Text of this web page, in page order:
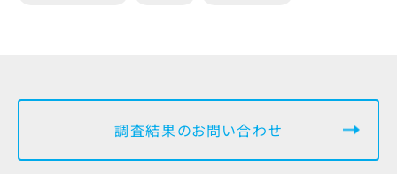
調査結果のお問い合わせ